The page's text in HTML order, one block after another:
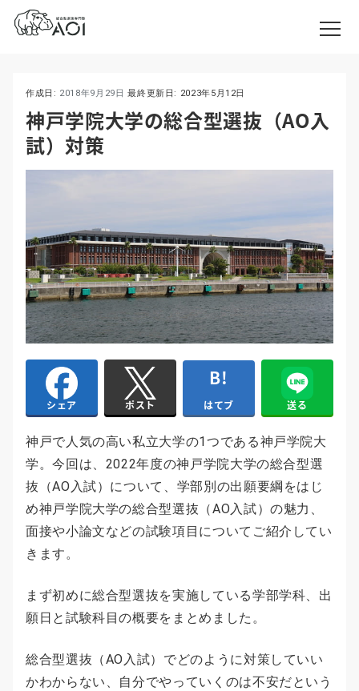
作成日: 2018年9月29日最終更新日: 2023年5月12日
神戸学院大学の総合型選抜（AO入
試）対策
シェア ポスト はてブ 送る
神戸で人気の高い私立大学の1つである神戸学院大
学。今回は、2022年度の神戸学院大学の総合型選
抜（AO入試）について、学部別の出願要綱をはじ
め神戸学院大学の総合型選抜（AO入試）の魅力、
面接や小論文などの試験項目についてご紹介してい
きます。
まず初めに総合型選抜を実施している学部学科、出
願日と試験科目の概要をまとめました。
総合型選抜（AO入試）でどのように対策していい
かわからない、自分でやっていくのは不安だという